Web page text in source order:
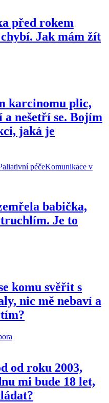
před rokem
Jak mám žít
karcinomu plic,
nešetří se. Bojím
jaká je
péčeKomunikace v
babička,
Je to
komu svěřit s
nic mě nebaví a
od roku 2003,
mi bude 18 let,